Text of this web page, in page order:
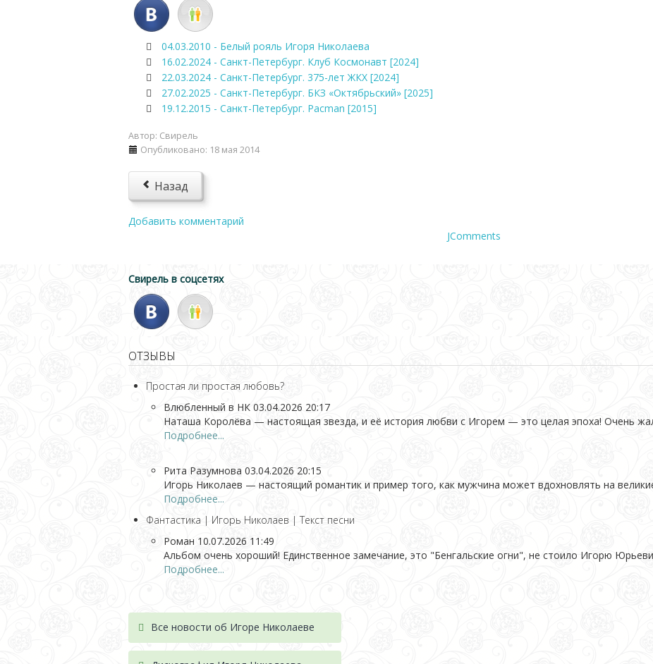
04.03.2010 - Белый рояль Игоря Николаева
16.02.2024 - Санкт-Петербург. Клуб Космонавт [2024]
22.03.2024 - Санкт-Петербург. 375-лет ЖКХ [2024]
27.02.2025 - Санкт-Петербург. БКЗ «Октябрьский» [2025]
19.12.2015 - Санкт-Петербург. Pacman [2015]
Автор: Свирель
Опубликовано: 18 мая 2014
Назад
Добавить комментарий
JComments
Свирель в соцсетях
ОТЗЫВЫ
Простая ли простая любовь?
Влюбленный в НК 03.04.2026 20:17
Наташа Королёва — настоящая звезда, и её история любви с Игорем — это целая эпоха! Очень
Подробнее...
Рита Разумнова 03.04.2026 20:15
Игорь Николаев — настоящий романтик и пример того, как мужчина может вдохновлять на
Подробнее...
Фантастика | Игорь Николаев | Текст песни
Роман 10.07.2026 11:49
Альбом очень хороший! Единственное замечание, это "Бенгальские огни", не стоило Игорю
Подробнее...
Все новости об Игоре Николаеве